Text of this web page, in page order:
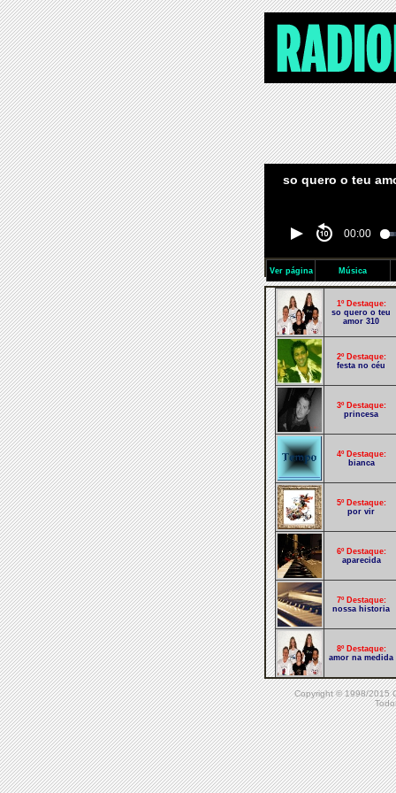
so quero o teu
00:00
Ver página Música
1º Destaque:
so quero o teu
amor 310
2º Destaque:
festa no céu
3º Destaque:
princesa
4º Destaque:
bianca
5º Destaque:
por vir
6º Destaque:
aparecida
7º Destaque:
nossa historia
8º Destaque:
amor na medida
9º Destaque:
Pedindo com
jeito
10º Destaque:
desordem em
progresso
Copyright © 1998/2015